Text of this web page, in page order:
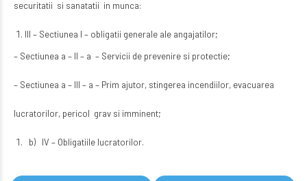
securitatii si sanatatii in munca:
III – Sectiunea I – obligatii generale ale angajatilor;
– Sectiunea a – II – a – Servicii de prevenire si protectie;
– Sectiunea a – III – a – Prim ajutor, stingerea incendiilor, evacuarea
lucratorilor, pericol grav si imminent;
b) IV – Obligatiile lucratorilor.